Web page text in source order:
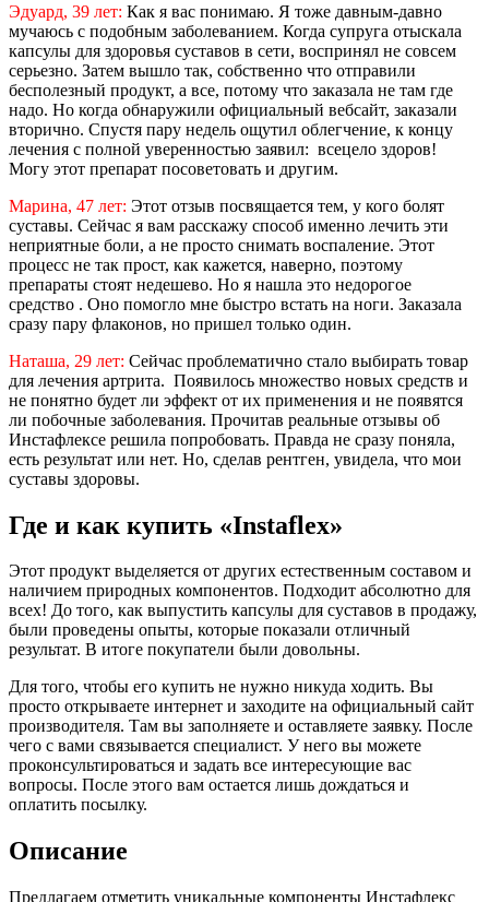
Эдуард, 39 лет: Как я вас понимаю. Я тоже давным-давно
мучаюсь с подобным заболеванием. Когда супруга отыскала
капсулы для здоровья суставов в сети, воспринял не совсем
серьезно. Затем вышло так, собственно что отправили
бесполезный продукт, а все, потому что заказала не там где
надо. Но когда обнаружили официальный вебсайт, заказали
вторично. Спустя пару недель ощутил облегчение, к концу
лечения с полной уверенностью заявил: всецело здоров!
Могу этот препарат посоветовать и другим.
Марина, 47 лет: Этот отзыв посвящается тем, у кого болят
суставы. Сейчас я вам расскажу способ именно лечить эти
неприятные боли, а не просто снимать воспаление. Этот
процесс не так прост, как кажется, наверно, поэтому
препараты стоят недешево. Но я нашла это недорогое
средство . Оно помогло мне быстро встать на ноги. Заказала
сразу пару флаконов, но пришел только один.
Наташа, 29 лет: Сейчас проблематично стало выбирать товар
для лечения артрита. Появилось множество новых средств и
не понятно будет ли эффект от их применения и не появятся
ли побочные заболевания. Прочитав реальные отзывы об
Инстафлексе решила попробовать. Правда не сразу поняла,
есть результат или нет. Но, сделав рентген, увидела, что мои
суставы здоровы.
Где и как купить «Instaflex»
Этот продукт выделяется от других естественным составом и
наличием природных компонентов. Подходит абсолютно для
всех! До того, как выпустить капсулы для суставов в продажу,
были проведены опыты, которые показали отличный
результат. В итоге покупатели были довольны.
Для того, чтобы его купить не нужно никуда ходить. Вы
просто открываете интернет и заходите на официальный сайт
производителя. Там вы заполняете и оставляете заявку. После
чего с вами связывается специалист. У него вы можете
проконсультироваться и задать все интересующие вас
вопросы. После этого вам остается лишь дождаться и
оплатить посылку.
Описание
Предлагаем отметить уникальные компоненты Инстафлекс